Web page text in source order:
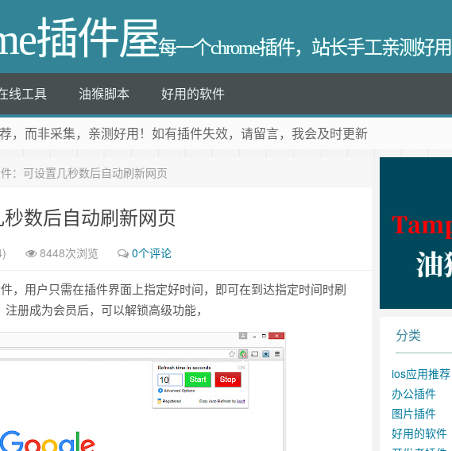
插件屋每一个chrome插件，站长手工亲测好用
线工具 油猴脚本 好用的软件
，而非采集，亲测好用！如有插件失效，请留言，我会及时更新
：可设置几秒数后自动刷新网页
数后自动刷新网页
8448次浏览 0个评论
，用户只需在插件界面上指定好时间，即可在到达指定时间时刷
册成为会员后，可以解锁高级功能，
分类
ios应用推荐
办公插件
图片插件
好用的软件